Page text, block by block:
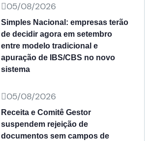
05/08/2026
Simples Nacional: empresas terão
de decidir agora em setembro
entre modelo tradicional e
apuração de IBS/CBS no novo
sistema
05/08/2026
Receita e Comitê Gestor
suspendem rejeição de
documentos sem campos de